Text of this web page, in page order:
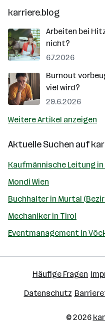
karriere.blog
Arbeiten bei
nicht?
6.7.2026
Burnout
viel wird?
29.6.2026
Weitere Artikel anzeigen
Aktuelle Suchen auf
Kaufmännische Leitung
Mondi Wien
Buchhalter in Murtal
Mechaniker in Tirol
Eventmanagement in
Häufige Fragen
Datenschutz
© 2026